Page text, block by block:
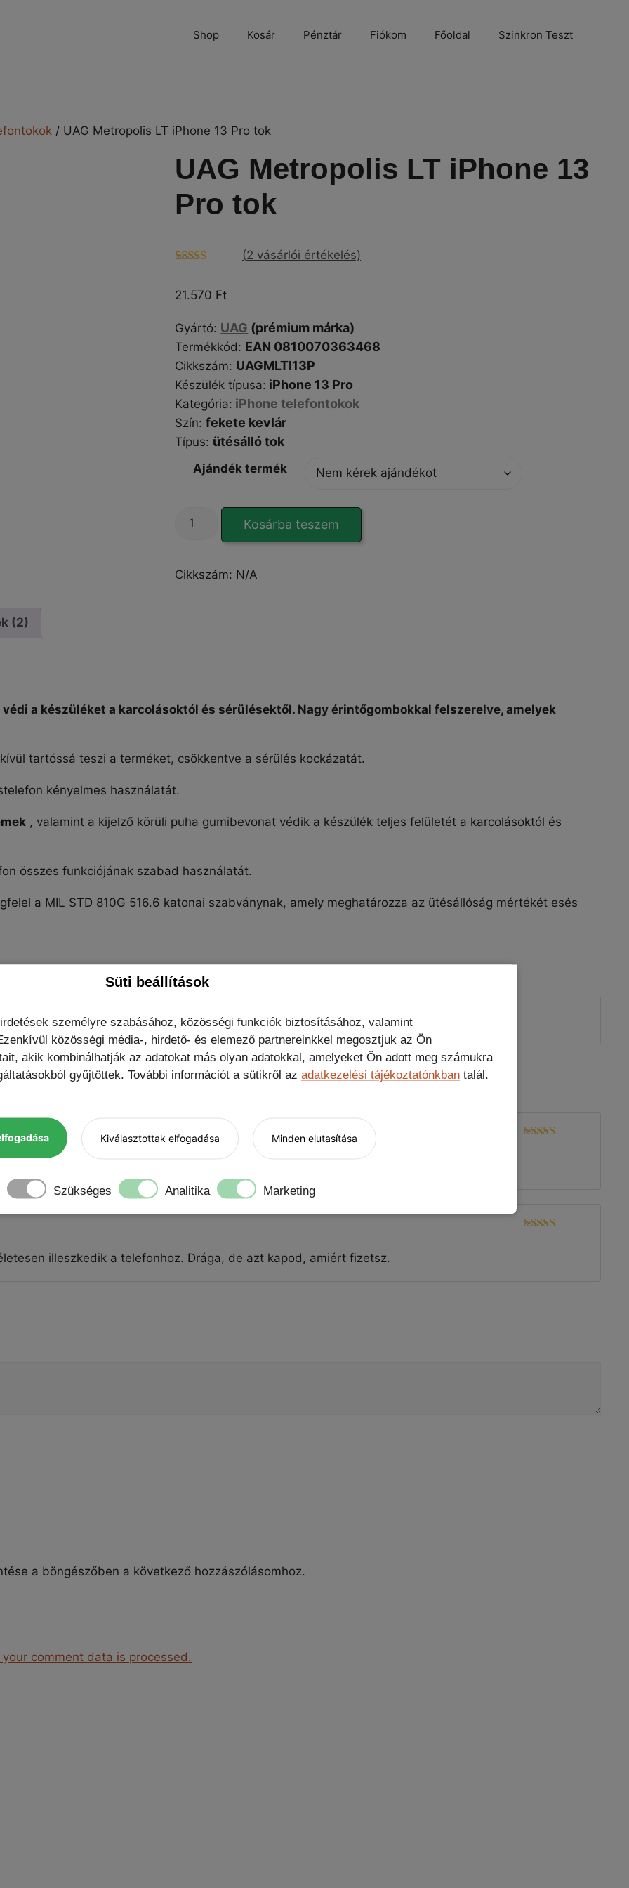
Süti beállítások
személyre szabásához, közösségi funkciók biztosításához, valamint
közösségi média-, hirdető- és elemező partnereinkkel megosztjuk az Ön
akik kombinálhatják az adatokat más olyan adatokkal, amelyeket Ön adott meg számukra
gyűjtöttek. További információt a sütikről az adatkezelési tájékoztatónkban talál.
Kiválasztottak elfogadása Minden elutasítása
Szükséges Analitika Marketing
Shop Kosár Pénztár Fiókom Főoldal Szinkron Teszt
/ UAG Metropolis LT iPhone 13 Pro tok
UAG Metropolis LT iPhone 13
Pro tok
ből,
alapján
(2 vásárlói értékelés)
21.570 Ft
Gyártó: UAG (prémium márka)
Termékkód: EAN 0810070363468
Cikkszám: UAGMLTI13P
Készülék típusa: iPhone 13 Pro
Kategória: iPhone telefontokok
Szín:fekete kevlár
Típus: ütésálló tok
Ajándék termék
Metropolis
iPhone
mennyiség
Kosárba teszem
Cikkszám: N/A
(2)
a készüléket a karcolásoktól és sérülésektől. Nagy érintőgombokkal felszerelve, amelyek
tartóssá teszi a terméket, csökkentve a sérülés kockázatát.
kényelmes használatát.
, valamint a kijelző körüli puha gumibevonat védik a készülék teljes felületét a karcolásoktól és
összes funkciójának szabad használatát.
a MIL STD 810G 516.6 katonai szabványnak, amely meghatározza az ütésállóság mértékét esés
13 Pro toktermékről 2 értékelés
kicsit gyenge.
illeszkedik a telefonhoz. Drága, de azt kapod, amiért fizetsz.
a böngészőben a következő hozzászólásomhoz.
comment data is processed.